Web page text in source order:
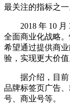
最关注的指标之一
2018 年 10 月
全面商业化战略
希望通过提供商
验，实现更大价值
据介绍，目前
品牌标签页广告
号、商业号等。